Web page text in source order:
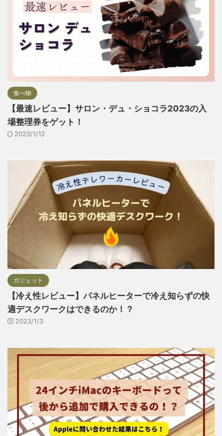
食べ物
【最速レビュー】サロン・デュ・ショコラ2023の入
場整理券をゲット！
2023/1/12
ガジェット
【冷え性レビュー】パネルヒーターで冷え知らずの快
適デスクワークはできるのか！？
2023/1/3